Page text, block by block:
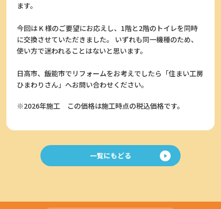
ます。
今回は K 様のご要望にお応えし、1階と2階のトイレを同時
に交換させていただきました。 いずれも同一機種のため、
使い方で迷われることはないと思います。
日高市、飯能市でリフォームをお考えでしたら「住まい工房
ひまわりさん」へお問い合わせください。
※2026年施工 この価格は施工時点の税込価格です。
一覧にもどる